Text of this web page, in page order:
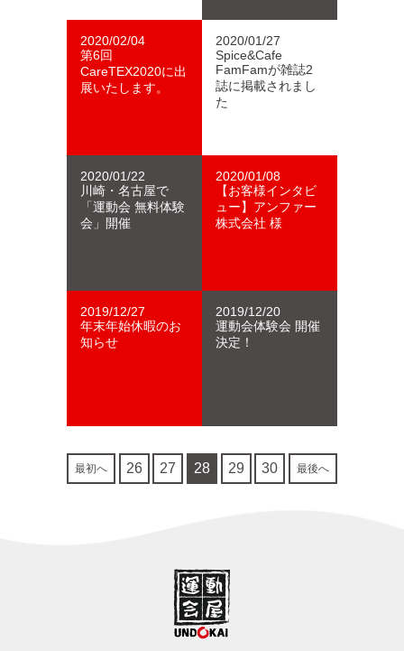
2020/02/04
第6回
CareTEX2020に出
展いたします。
2020/01/27
Spice&Cafe
FamFamが雑誌2
誌に掲載されまし
た
2020/01/22
川崎・名古屋で
「運動会 無料体験
会」開催
2020/01/08
【お客様インタビ
ュー】アンファー
株式会社 様
2019/12/27
年末年始休暇のお
知らせ
2019/12/20
運動会体験会 開催
決定！
最初へ 26 27 28 29 30 最後へ